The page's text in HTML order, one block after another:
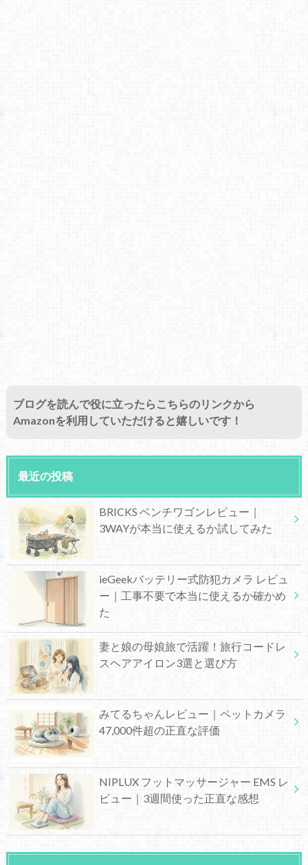
ブログを読んで役に立ったらこちらのリンクから
Amazonを利用していただけると嬉しいです！
最近の投稿
BRICKS ベンチワゴンレビュー｜
3WAYが本当に使えるか試してみた
ieGeekバッテリー式防犯カメラ レビュ
ー｜工事不要で本当に使えるか確かめ
た
妻と娘の母娘旅で活躍！旅行コードレ
スヘアアイロン3選と選び方
みてるちゃんレビュー｜ペットカメラ
47,000件超の正直な評価
NIPLUX フットマッサージャー EMS レ
ビュー｜3週間使った正直な感想